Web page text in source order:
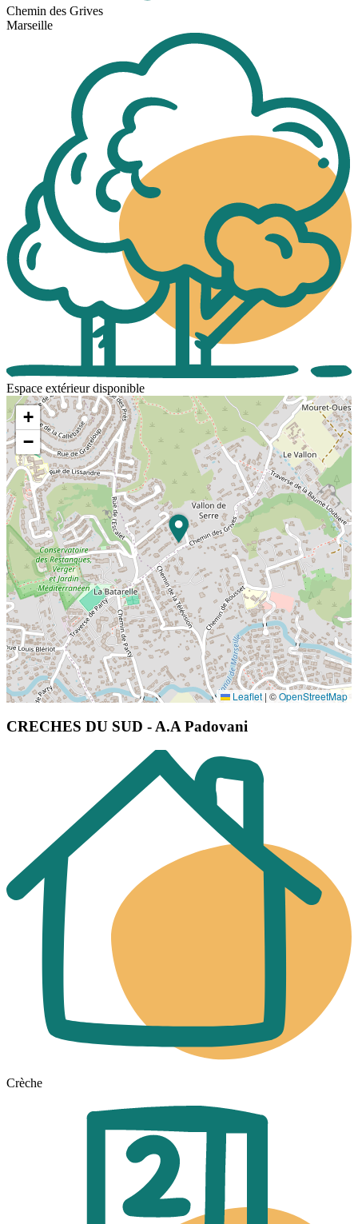
Chemin des Grives
Marseille
Espace extérieur disponible
+
−
Leaflet | ©OpenStreetMap
CRECHES DU SUD - A.A Padovani
Crèche